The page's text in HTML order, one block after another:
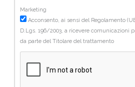
Marketing
Acconsento, ai sensi del Regolamento
D.Lgs. 196/2003, a ricevere comunicazioni
da parte del Titolare del trattamento